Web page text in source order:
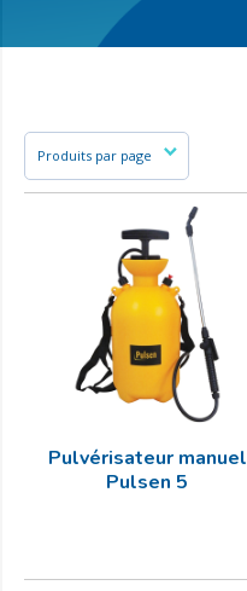
Pulvérisateur manuel
Pulsen 5